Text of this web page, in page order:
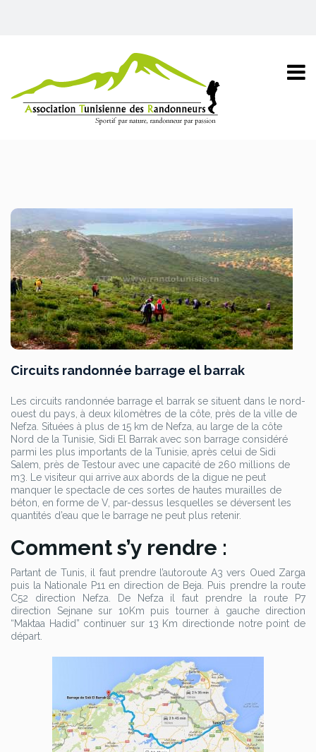
Circuits randonnée barrage el barrak
Les circuits randonnée barrage el barrak se situent dans le nord-
ouest du pays, à deux kilomètres de la côte, près de la ville de
Nefza. Situées à plus de 15 km de Nefza, au large de la côte
Nord de la Tunisie, Sidi El Barrak avec son barrage considéré
parmi les plus importants de la Tunisie, après celui de Sidi
Salem, près de Testour avec une capacité de 260 millions de
m3. Le visiteur qui arrive aux abords de la digue ne peut
manquer le spectacle de ces sortes de hautes murailles de
béton, en forme de V, par-dessus lesquelles se déversent les
quantités d’eau que le barrage ne peut plus retenir.
Comment s’y rendre :
Partant de Tunis, il faut prendre l’autoroute A3 vers Oued Zarga
puis la Nationale P11 en direction de Beja. Puis prendre la route
C52 direction Nefza. De Nefza il faut prendre la route P7
direction Sejnane sur 10Km puis tourner à gauche direction
“Maktaa Hadid” continuer sur 13 Km directionde notre point de
départ.